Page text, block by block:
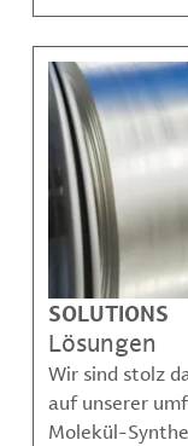
nachhaltigere
SOLUTIONS
Lösungen
Wir sind stolz
auf unserer
Molekül-